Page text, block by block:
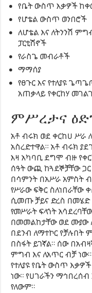
የቤት ውስጥ እቃዎች
የሆቴል ውስጥ ወንበሮች
ለሆቴል እና ለትንንሽ
ፓርቲሽኖች
የራስጌ መብራቶች
ማማሰያ
የፀጉር እና የተለያዩ
አጠቃላይ የቀርከሃ
ምሥረታና
አቶ ብሩክ ወደ ቀርከሀ ሥራ
አስረድተዋል። አቶ ብሩክ
እዛ አካባቢ ደግሞ ብዙ
ሰዓት ውጪ ከጓደኞቻቸው
በሳምንት በአሥራ አምስት
የሥራው ፍቅር ስለነበራቸው
ሲመጡ ቻይና ድረስ
የመሥራት ፍላጎት
በመመልከታቸው ወደ ሙያው
በደንብ ለማተኮር የቻሉበት
በስፋት ይገኛል። ሰው
ምግብ እና ለአጥር ብቻ ነው።
የተለያዩ የቤት ውስጥ
ነው። የሀገራችን
የለውም።